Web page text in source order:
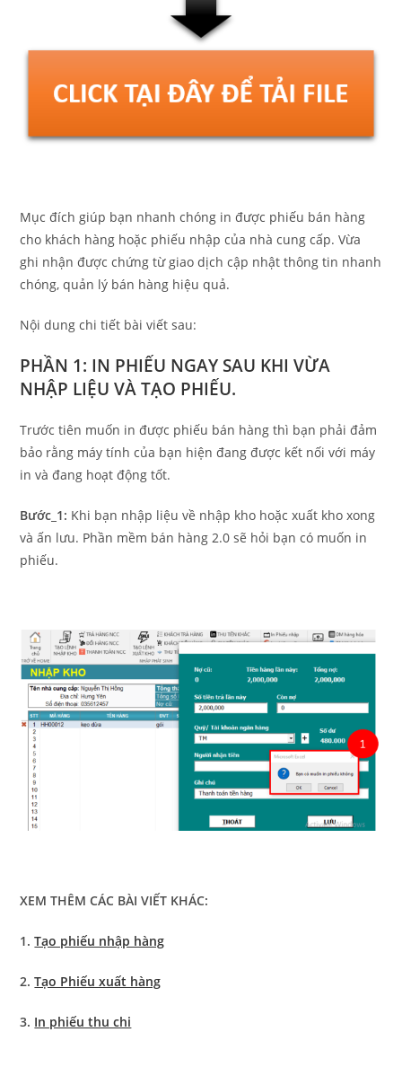
Mục đích giúp bạn nhanh chóng in được phiếu bán hàng
cho khách hàng hoặc phiếu nhập của nhà cung cấp. Vừa
ghi nhận được chứng từ giao dịch cập nhật thông tin nhanh
chóng, quản lý bán hàng hiệu quả.
Nội dung chi tiết bài viết sau:
PHẦN 1: IN PHIẾU NGAY SAU KHI VỪA
NHẬP LIỆU VÀ TẠO PHIẾU.
Trước tiên muốn in được phiếu bán hàng thì bạn phải đảm
bảo rằng máy tính của bạn hiện đang được kết nối với máy
in và đang hoạt động tốt.
Bước_1: Khi bạn nhập liệu về nhập kho hoặc xuất kho xong
và ấn lưu. Phần mềm bán hàng 2.0 sẽ hỏi bạn có muốn in
phiếu.
XEM THÊM CÁC BÀI VIẾT KHÁC:
1.Tạo phiếu nhập hàng
2.Tạo Phiếu xuất hàng
3. In phiếu thu chi